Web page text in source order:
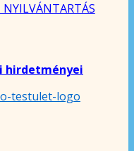
NYILVÁNTARTÁS
hirdetményei